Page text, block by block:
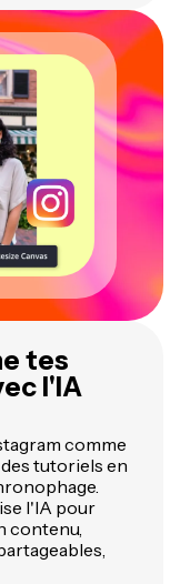
tes
l'IA
comme
tutoriels en
l'IA pour
contenu,